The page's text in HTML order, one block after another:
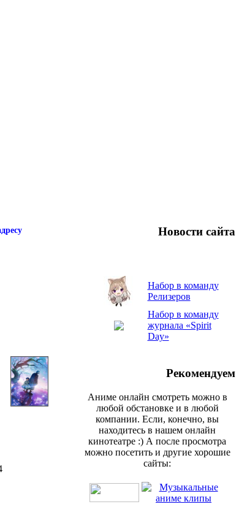
Новости сайта
Набор в команду
Релизеров
Набор в команду
журнала «Spirit
Day»
Рекомендуем
Аниме онлайн смотреть можно в
любой обстановке и в любой
компании. Если, конечно, вы
находитесь в нашем онлайн
кинотеатре :) А после просмотра
можно посетить и другие хорошие
сайты: